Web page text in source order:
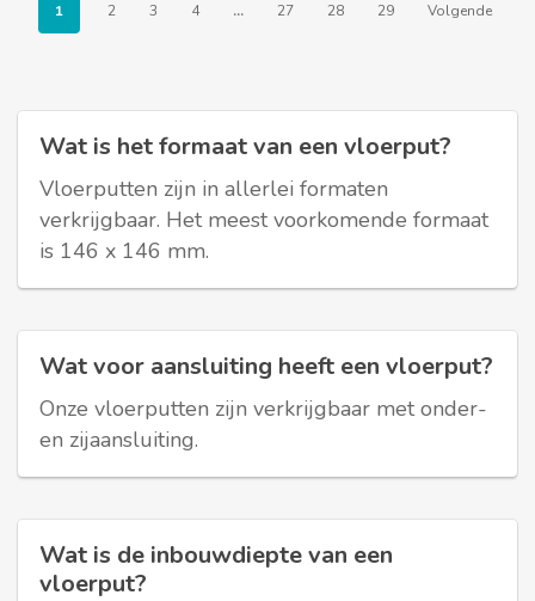
1 2 3 4 … 27 28 29 Volgende
Wat is het formaat van een vloerput?
Vloerputten zijn in allerlei formaten
verkrijgbaar. Het meest voorkomende formaat
is 146 x 146 mm.
Wat voor aansluiting heeft een vloerput?
Onze vloerputten zijn verkrijgbaar met onder-
en zijaansluiting.
Wat is de inbouwdiepte van een
vloerput?